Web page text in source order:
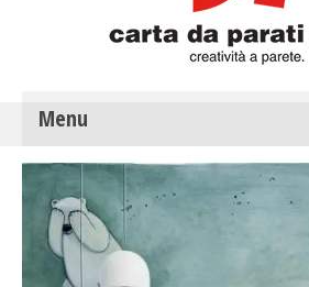
Menu
MOTIVI DI CARTA DA PARATI
Carta da parati novità
Carta da parati su misura